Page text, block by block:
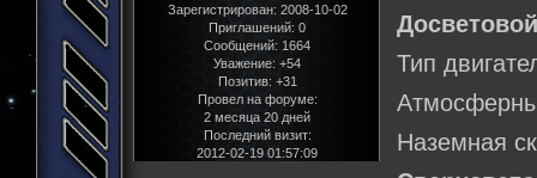
Зарегистрирован: 2008-10-02
Приглашений: 0
Сообщений: 1664
Уважение: +54
Позитив: +31
Провел на форуме:
2 месяца 20 дней
Последний визит:
2012-02-19 01:57:09
Тип
Наземная